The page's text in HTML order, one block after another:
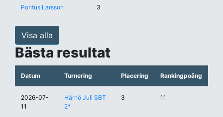
Pontus Larsson 3
Visa alla
Bästa resultat
Datum Turnering Placering Rankingpoäng
2026-07-
11
Härnö Juli SBT
2*
3 11